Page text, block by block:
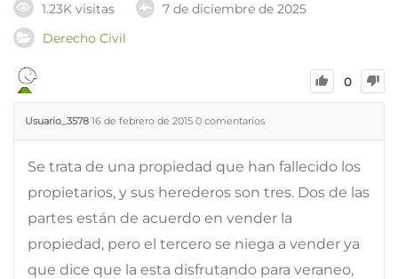
1.23K visitas
7 de diciembre de 2025
Derecho Civil
0
Usuario_3578 16 de febrero de 2015 0 comentarios
Se trata de una propiedad que han fallecido los
propietarios, y sus herederos son tres. Dos de las
partes están de acuerdo en vender la
propiedad, pero el tercero se niega a vender ya
que dice que la esta disfrutando para veraneo,